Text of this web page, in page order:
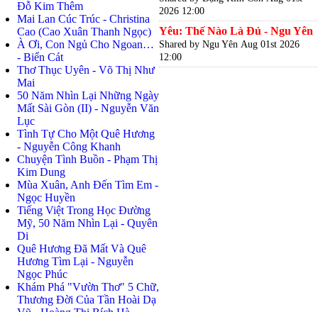
Đỗ Kim Thêm
Mai Lan Cúc Trúc - Christina
Cao (Cao Xuân Thanh Ngọc)
À Ơi, Con Ngủ Cho Ngoan…
- Biển Cát
Thơ Thục Uyên - Võ Thị Như
Mai
50 Năm Nhìn Lại Những Ngày
Mất Sài Gòn (II) - Nguyễn Văn
Lục
Tình Tự Cho Một Quê Hương
- Nguyễn Công Khanh
Chuyện Tình Buồn - Phạm Thị
Kim Dung
Mùa Xuân, Anh Đến Tìm Em -
Ngọc Huyền
Tiếng Việt Trong Học Đường
Mỹ, 50 Năm Nhìn Lại - Quyên
Di
Quê Hương Đã Mất Và Quê
Hương Tìm Lại - Nguyễn
Ngọc Phúc
Khám Phá "Vườn Thơ" 5 Chữ,
Thương Đời Của Tần Hoài Dạ
2026 12:00
Yêu: Thế Nào Là Đủ - Ngu Yên
Shared by Ngu Yên Aug 01st 2026
12:00